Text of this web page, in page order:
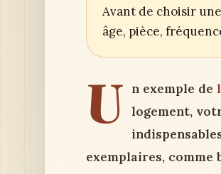
Avant de choisir
âge, pièce,
U n exemple de
logement,
exemplaires, comme